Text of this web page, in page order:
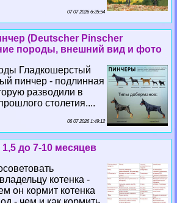
07 07 2026 6:35:54
(Deutscher Pinscher
породы, внешний вид и фото
Гладкошерстый
пинчер - подлинная
разводили в
столетия....
06 07 2026 1:49:12
до 7-10 месяцев
котенка -
он кормит котенка